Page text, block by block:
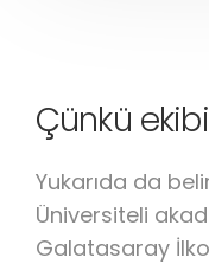
Çünkü
Yukarıda da
Üniversiteli
Galatasaray